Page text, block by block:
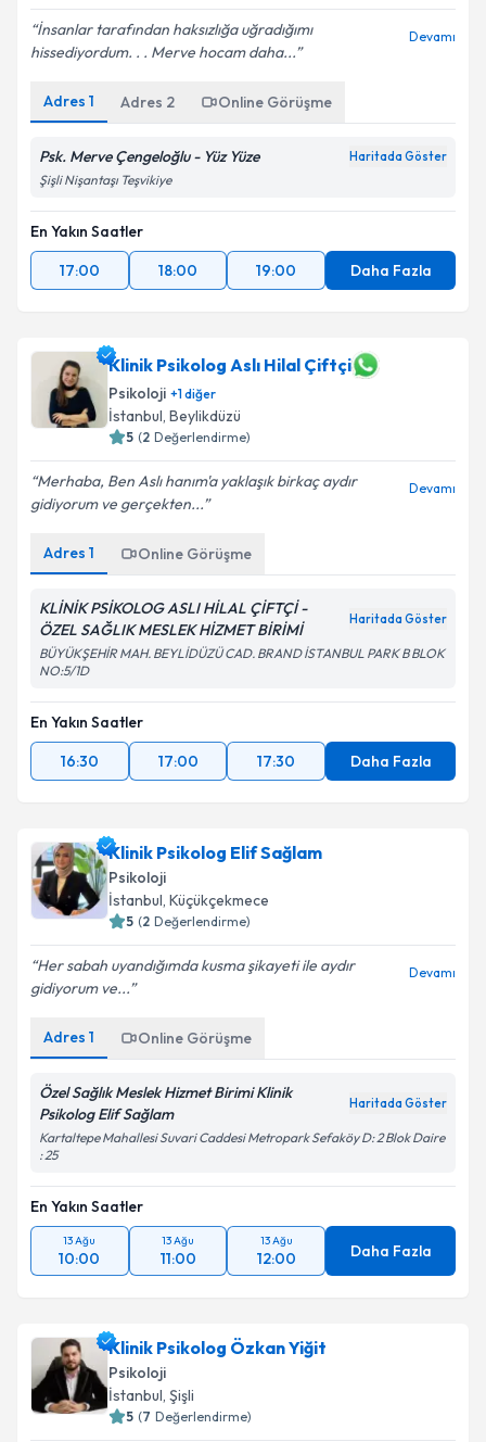
İnsanlar tarafından haksızlığa uğradığımı
hissediyordum. . . Merve hocam daha...
Devamı
Adres 1 Adres 2 Online Görüşme
Psk. Merve Çengeloğlu - Yüz Yüze Haritada Göster
Şişli Nişantaşı Teşvikiye
En Yakın Saatler
17:00
18:00 19:00 Daha Fazla
Klinik Psikolog Aslı Hilal Çiftçi
Psikoloji +1diğer
İstanbul, Beylikdüzü
5 (2 Değerlendirme)
Merhaba, Ben Aslı hanım'a yaklaşık birkaç aydır
gidiyorum ve gerçekten...
Devamı
Adres 1 Online Görüşme
KLİNİK PSİKOLOG ASLI HİLAL ÇİFTÇİ -
ÖZEL SAĞLIK MESLEK HİZMET BİRİMİ
Haritada Göster
BÜYÜKŞEHİR MAH. BEYLİDÜZÜ CAD. BRAND İSTANBUL PARK B BLOK
NO:5/1D
En Yakın Saatler
16:30
17:00 17:30 Daha Fazla
Klinik Psikolog Elif Sağlam
Psikoloji
İstanbul, Küçükçekmece
5 (2 Değerlendirme)
Her sabah uyandığımda kusma şikayeti ile aydır
gidiyorum ve...
Devamı
Adres 1 Online Görüşme
Özel Sağlık Meslek Hizmet Birimi Klinik
Psikolog Elif Sağlam
Haritada Göster
Kartaltepe Mahallesi Suvari Caddesi Metropark Sefaköy D: 2 Blok Daire
: 25
En Yakın Saatler
13 Ağu
10:00
13 Ağu
11:00
13 Ağu
12:00 Daha Fazla
Klinik Psikolog Özkan Yiğit
Psikoloji
İstanbul, Şişli
5 (7 Değerlendirme)